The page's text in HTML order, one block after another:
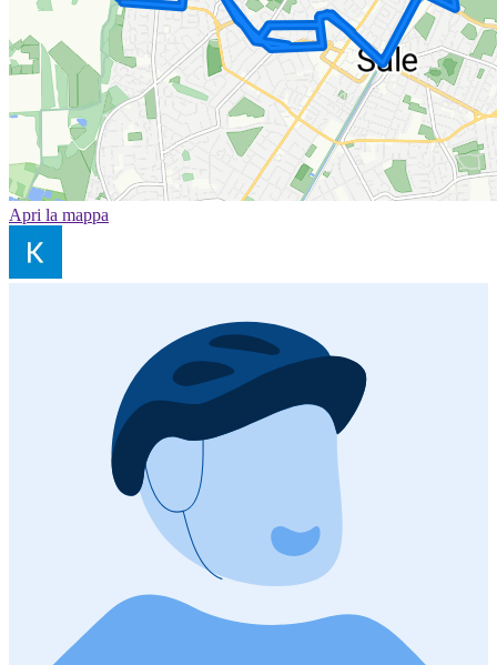
Apri la mappa